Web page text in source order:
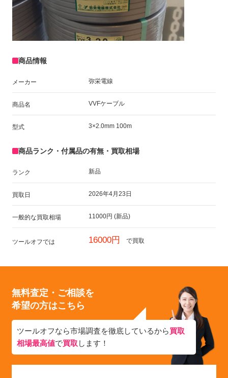
商品情報
メーカー 弥栄電線
商品名 VVFケーブル
型式 3×2.0mm 100m
商品ランク・付属品の有無・買取相場
ランク 新品
買取日 2026年4月23日
一般的な買取相場 11000円 (新品)
ツールオフでは 16000円 で買取
無料査定・ご相談を
希望の方はこちら
ツールオフなら市場調査を徹底しているから買取
相場最高値で買取 します！